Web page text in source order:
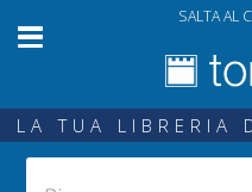
SALTA AL
LA TUA LIBRERIA